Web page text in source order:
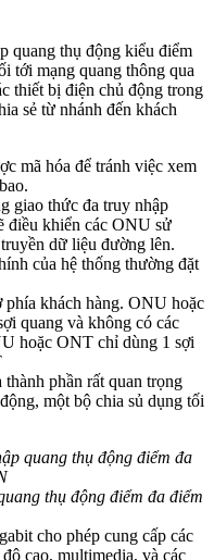
quang thụ động kiểu điểm
tới mạng quang thông qua
thiết bị điện chủ động trong
sẻ từ nhánh đến khách
mã hóa để tránh việc xem
giao thức đa truy nhập
điều khiển các ONU sử
dữ liệu đường lên.
của hệ thống thường đặt
khách hàng. ONU hoặc
quang và không có các
hoặc ONT chỉ dùng 1 sợi
phần rất quan trọng
một bộ chia sủ dụng tối
thụ động điểm đa điểm
cho phép cung cấp các
cao, multimedia, và các